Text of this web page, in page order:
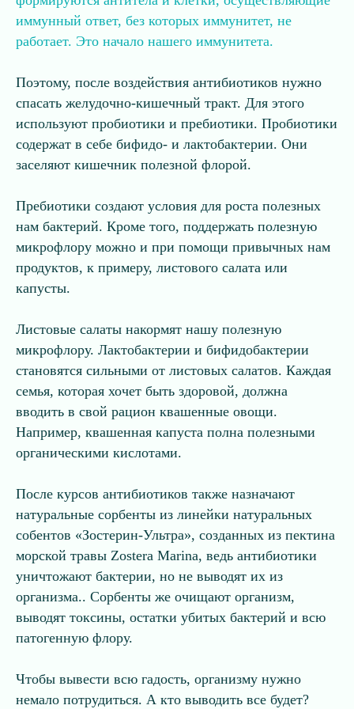
иммунный ответ, без которых иммунитет, не
работает. Это начало нашего иммунитета.
Поэтому, после воздействия антибиотиков нужно
спасать желудочно-кишечный тракт. Для этого
используют пробиотики и пребиотики. Пробиотики
содержат в себе бифидо- и лактобактерии. Они
заселяют кишечник полезной флорой.
Пребиотики создают условия для роста полезных
нам бактерий. Кроме того, поддержать полезную
микрофлору можно и при помощи привычных нам
продуктов, к примеру, листового салата или
капусты.
Листовые салаты накормят нашу полезную
микрофлору. Лактобактерии и бифидобактерии
становятся сильными от листовых салатов. Каждая
семья, которая хочет быть здоровой, должна
вводить в свой рацион квашенные овощи.
Например, квашенная капуста полна полезными
органическими кислотами.
После курсов антибиотиков также назначают
натуральные сорбенты из линейки натуральных
собентов «Зостерин-Ультра», созданных из пектина
морской травы Zostera Marina, ведь антибиотики
уничтожают бактерии, но не выводят их из
организма.. Сорбенты же очищают организм,
выводят токсины, остатки убитых бактерий и всю
патогенную флору.
Чтобы вывести всю гадость, организму нужно
немало потрудиться. А кто выводить все будет?